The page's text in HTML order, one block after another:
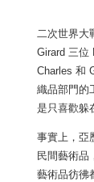
二次世界大
Girard 三位
Charles 和
織品部門的
是只喜歡躲
事實上，亞
民間藝術品
藝術品彷彿